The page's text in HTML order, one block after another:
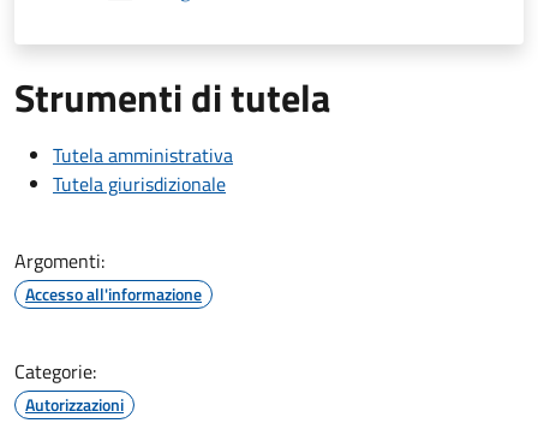
Strumenti di tutela
Tutela amministrativa
Tutela giurisdizionale
Argomenti:
Accesso all'informazione
Categorie:
Autorizzazioni